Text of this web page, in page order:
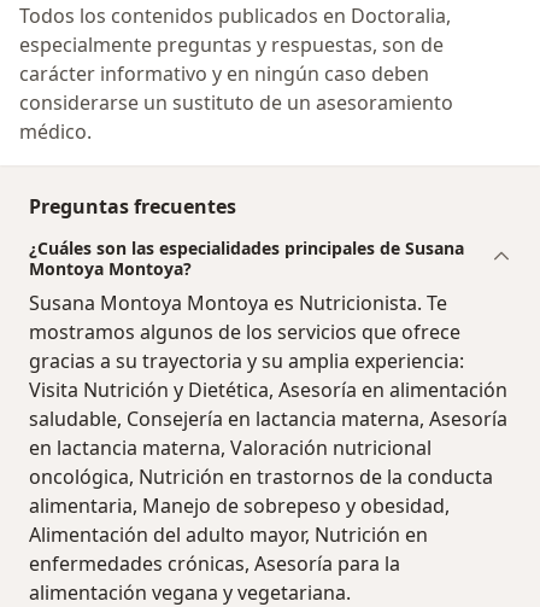
Todos los contenidos publicados en Doctoralia,
especialmente preguntas y respuestas, son de
carácter informativo y en ningún caso deben
considerarse un sustituto de un asesoramiento
médico.
Preguntas frecuentes
¿Cuáles son las especialidades principales de Susana
Montoya Montoya?
Susana Montoya Montoya es Nutricionista. Te
mostramos algunos de los servicios que ofrece
gracias a su trayectoria y su amplia experiencia:
Visita Nutrición y Dietética, Asesoría en alimentación
saludable, Consejería en lactancia materna, Asesoría
en lactancia materna, Valoración nutricional
oncológica, Nutrición en trastornos de la conducta
alimentaria, Manejo de sobrepeso y obesidad,
Alimentación del adulto mayor, Nutrición en
enfermedades crónicas, Asesoría para la
alimentación vegana y vegetariana.